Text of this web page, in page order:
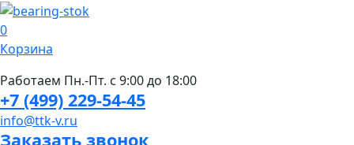
0
Корзина
Работаем Пн.-Пт. с 9:00 до 18:00
+7 (499) 229-54-45
info@ttk-v.ru
Заказать звонок